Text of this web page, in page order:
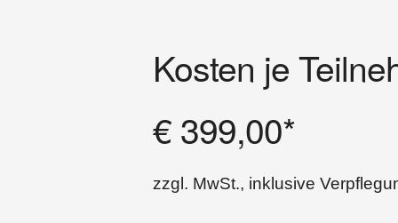
Kosten je
€ 399,00*
zzgl. MwSt., inklusive